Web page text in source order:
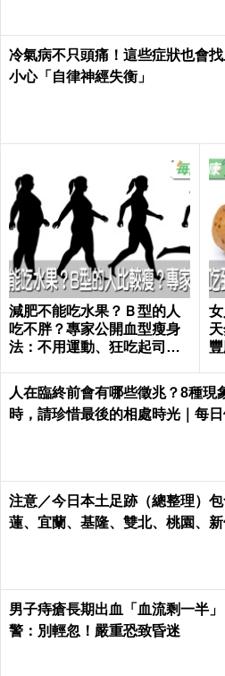
冷氣病不只頭痛！這些症狀也會
小心「自律神經失衡」
減肥不能吃水果？Ｂ型的人
吃不胖？專家公開血型瘦身
法：不用運動、狂吃起司也
人在臨終前會有哪些徵兆？8種現
時，請珍惜最後的相處時光｜每日
注意／今日本土足跡（總整理）
蓮、宜蘭、基隆、雙北、桃園、
男子痔瘡長期出血「血流剩一半
警：別輕忽！嚴重恐致昏迷